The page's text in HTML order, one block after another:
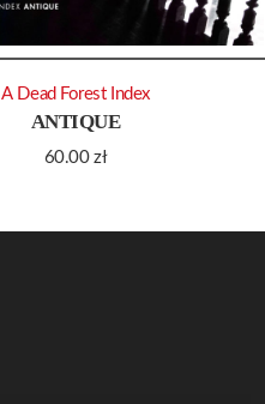
ANTIQUE
60.00zł
A Dead Forest Index